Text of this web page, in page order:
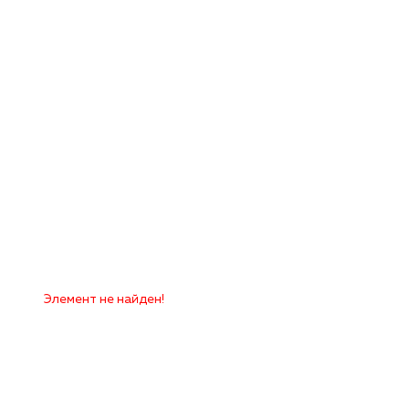
Элемент не найден!